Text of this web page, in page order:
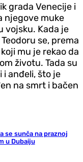
grada Venecije i
njegove muke
vojsku. Kada je
se, prema
mu je rekao da
životu. Tada su
i anđeli, što je
na smrt i bačen
se sunča na praznoj
u Dubaiju